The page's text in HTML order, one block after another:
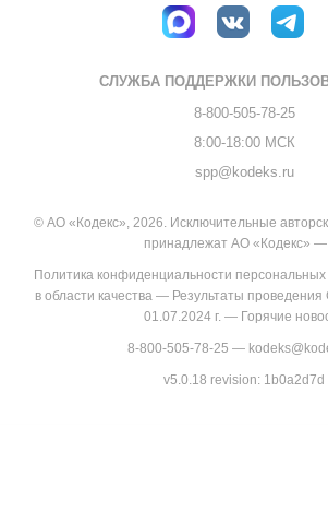
СЛУЖБА ПОДДЕРЖКИ
8-800-505-78-25
8:00-18:00 МСК
spp@kodeks.ru
© АО «Кодекс», 2026. Исключительные
принадлежат АО «Кодекс» —
Политика конфиденциальности
в области качества— Результаты
01.07.2024 г.— Горячие
8-800-505-78-25 —
v5.0.18 revision: 1b0a2d7d